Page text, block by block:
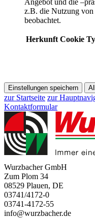
z.B. die Nutzung
beobachtet.
Herkunft Cookie
Einstellungen speichern
zur Startseite zur
Kontaktformular
Wurzbacher GmbH
Zum Plom 34
08529 Plauen, DE
03741/4172-0
03741-4172-55
info@wurzbacher.de